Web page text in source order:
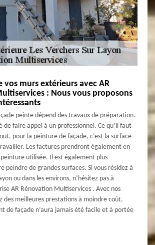
vos murs extérieurs avec AR
: Nous vous proposons
peinte dépend des travaux de préparation.
de faire appel à un professionnel. Ce qu’il faut
pour la peinture de façade, c’est la surface
Les factures prendront également en
utilisée. Il est également plus
peindre de grandes surfaces. Si vous résidez à
ou dans les environs, n’hésitez pas à
AR Rénovation Multiservices . Avec nos
des meilleures prestations à moindre coût.
de façade n’aura jamais été facile et à portée